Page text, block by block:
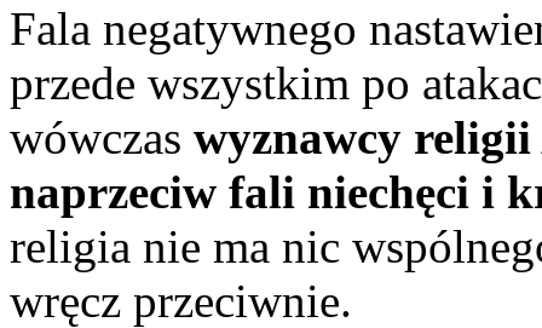
Fala negatywnego
przede wszystkim po
wówczas wyznawcy
naprzeciw fali niechęci i
religia nie ma nic
wręcz przeciwnie.